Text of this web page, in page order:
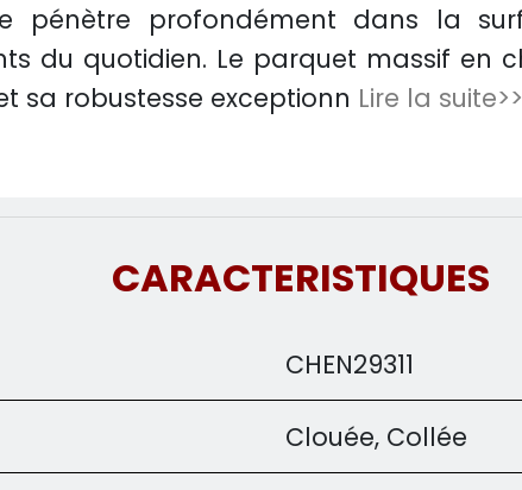
pénètre profondément dans la
du quotidien. Le parquet massif en
sa robustesse exceptionn Lire la suite>>
CARACTERISTIQUES
CHEN29311
Clouée, Collée